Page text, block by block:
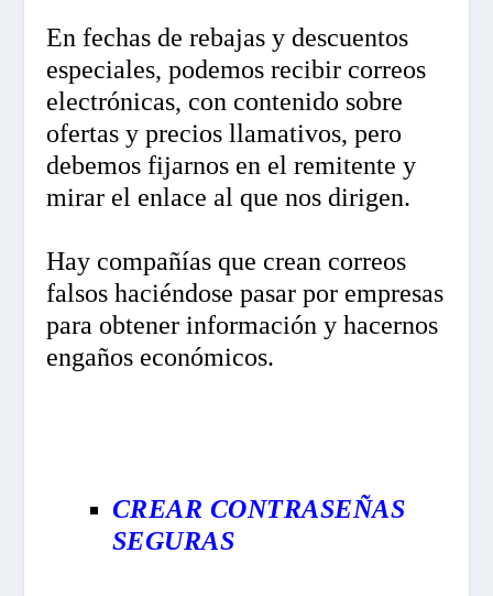
En fechas de rebajas y descuentos
especiales, podemos recibir correos
electrónicas, con contenido sobre
ofertas y precios llamativos, pero
debemos fijarnos en el remitente y
mirar el enlace al que nos dirigen.
Hay compañías que crean correos
falsos haciéndose pasar por empresas
para obtener información y hacernos
engaños económicos.
CREAR CONTRASEÑAS
SEGURAS